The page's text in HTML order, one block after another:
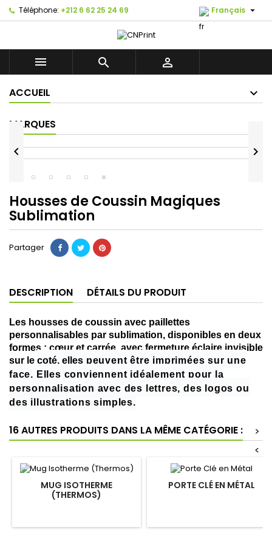
Téléphone: +212 6 62 25 24 69 Français 
  
ACCUEIL
MARQUES
 
Housses de Coussin Magiques
Sublimation
Partager
DESCRIPTION DÉTAILS DU PRODUIT
Les housses de coussin avec paillettes
personnalisables par sublimation, disponibles en deux
formes : cœur et carrée, avec fermeture éclaire invisible
sur le coté, elles peuvent être imprimées sur une
face, Elles conviennent idéalement pour la
personnalisation avec des lettres, des logos ou
des illustrations simples.
16 AUTRES PRODUITS DANS LA MÊME CATÉGORIE :
>
<
MUG ISOTHERME
(THERMOS)
PORTE CLÉ EN MÉTAL